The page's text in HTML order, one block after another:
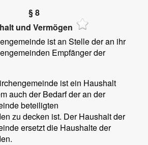
§ 8
und Vermögen
ist an Stelle der an ihr
Empfänger der
ist ein Haushalt
auch der Bedarf der an der
beteiligten
zu decken ist. Der Haushalt der
ersetzt die Haushalte der